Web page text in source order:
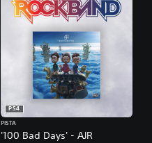
'100 Bad Days' - AJR
PS4
PISTA